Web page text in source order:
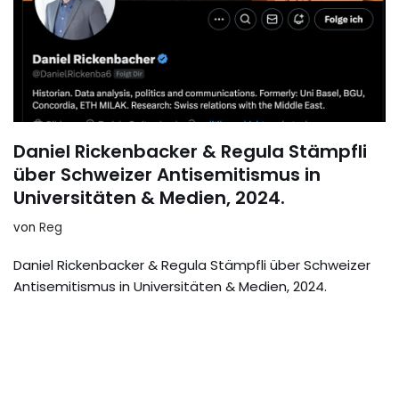
Daniel Rickenbacker & Regula Stämpfli
über Schweizer Antisemitismus in
Universitäten & Medien, 2024.
von Reg
Daniel Rickenbacker & Regula Stämpfli über Schweizer
Antisemitismus in Universitäten & Medien, 2024.